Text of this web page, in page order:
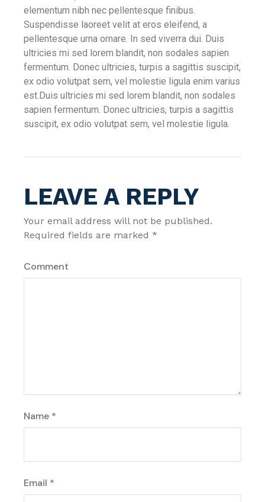
elementum nibh nec pellentesque finibus.
Suspendisse laoreet velit at eros eleifend, a
pellentesque urna ornare. In sed viverra dui. Duis
ultricies mi sed lorem blandit, non sodales sapien
fermentum. Donec ultricies, turpis a sagittis suscipit,
ex odio volutpat sem, vel molestie ligula enim varius
est.Duis ultricies mi sed lorem blandit, non sodales
sapien fermentum. Donec ultricies, turpis a sagittis
suscipit, ex odio volutpat sem, vel molestie ligula.
LEAVE A REPLY
Your email address will not be published.
Required fields are marked*
Comment
Name *
Email *